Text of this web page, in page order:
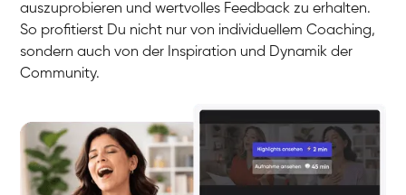
auszuprobieren und wertvolles Feedback zu erhalten.
So profitierst Du nicht nur von individuellem Coaching,
sondern auch von der Inspiration und Dynamik der
Community.